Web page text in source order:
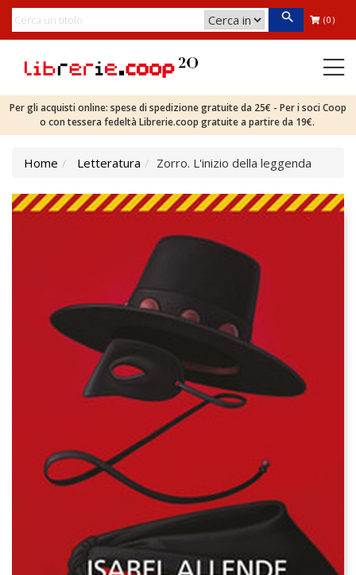
(0)
Per gli acquisti online: spese di spedizione gratuite da 25€ - Per i soci Coop
o con tessera fedeltà Librerie.coop gratuite a partire da 19€.
Home Letteratura Zorro. L'inizio della leggenda